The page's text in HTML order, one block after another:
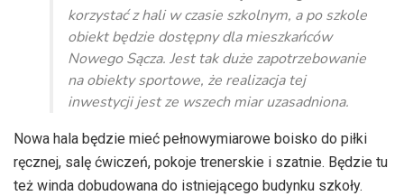
korzystać z hali w czasie szkolnym, a po szkole
obiekt będzie dostępny dla mieszkańców
Nowego Sącza. Jest tak duże zapotrzebowanie
na obiekty sportowe, że realizacja tej
inwestycji jest ze wszech miar uzasadniona.
Nowa hala będzie mieć pełnowymiarowe boisko do piłki
ręcznej, salę ćwiczeń, pokoje trenerskie i szatnie. Będzie tu
też winda dobudowana do istniejącego budynku szkoły.